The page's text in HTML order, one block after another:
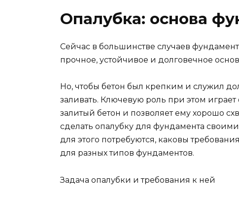
Опалубка: основа
Сейчас в большинстве случаев
прочное, устойчивое и долговечное
Но, чтобы бетон был крепким и служил
заливать. Ключевую роль при этом
залитый бетон и позволяет ему хорошо
сделать опалубку для фундамента
для этого потребуются, каковы
для разных типов фундаментов.
Задача опалубки и требования к ней